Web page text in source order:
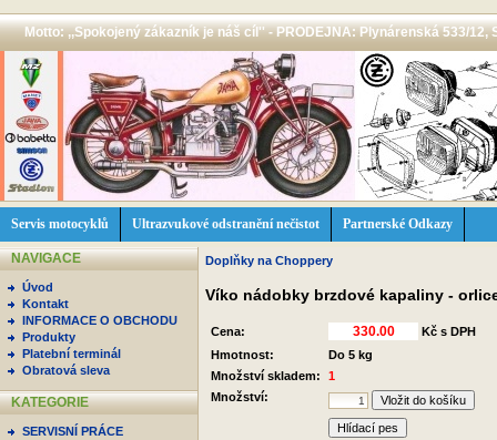
Motto: ,,Spokojený zákazník je náš cíl'' - PRODEJNA: Plynárenská 533/12,
Servis motocyklů Ultrazvukové odstranění nečistot Partnerské Odkazy
NAVIGACE
Úvod
Kontakt
INFORMACE O OBCHODU
Produkty
Platební terminál
Obratová sleva
KATEGORIE
SERVISNÍ PRÁCE
Doplňky na Choppery
Víko nádobky brzdové kapaliny -
Cena:
Kč s DPH
Hmotnost:
Do 5 kg
Množství skladem:
1
Množství:
Hlídací pes